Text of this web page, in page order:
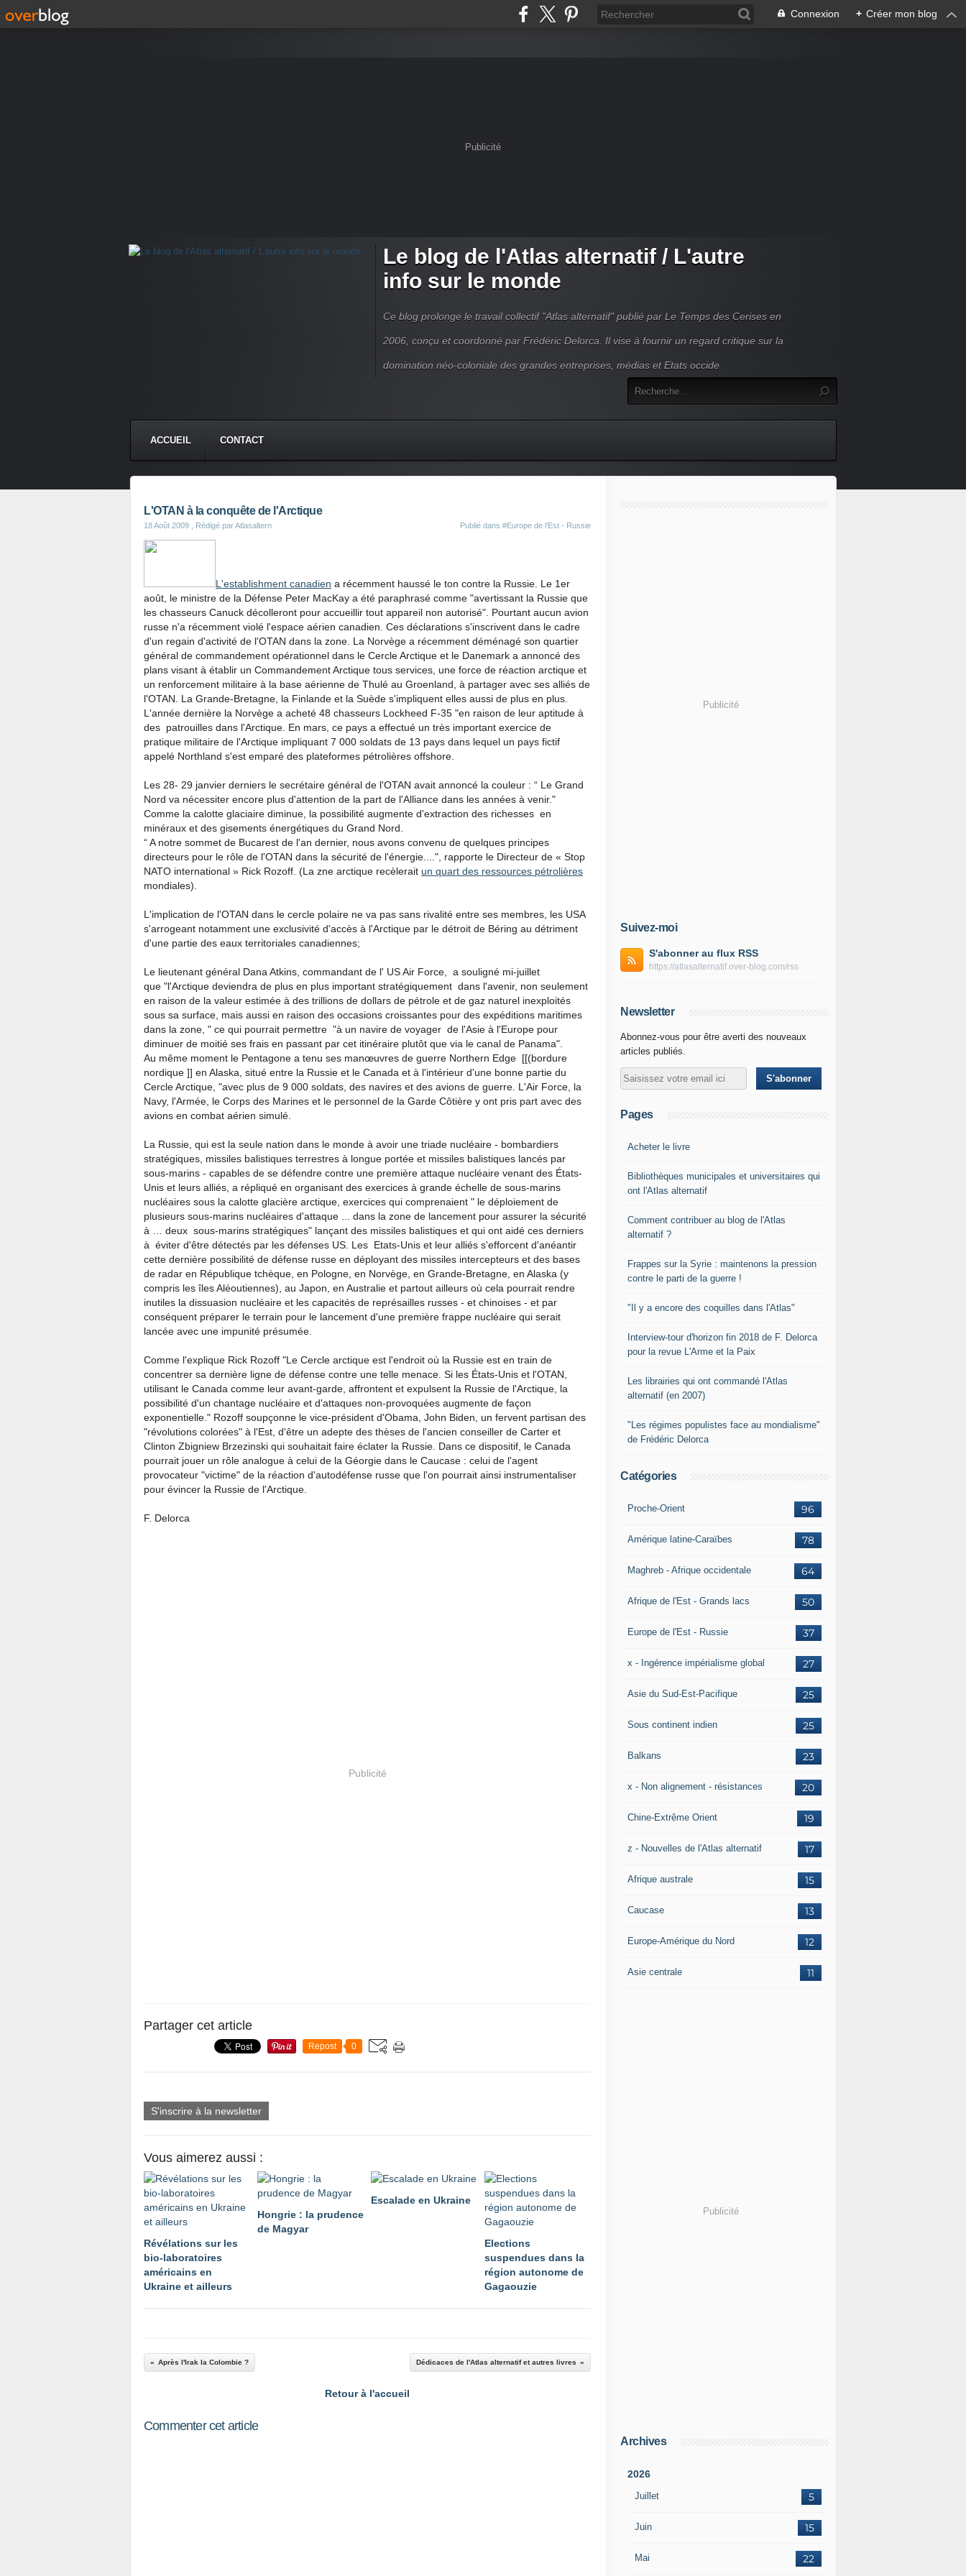
Connexion + Créer mon blog
Publicité
Le blog de l'Atlas alternatif / L'autre
info sur le monde
Ce blog prolonge le travail collectif "Atlas alternatif" publié par Le Temps des Cerises en
2006, conçu et coordonné par Frédéric Delorca. Il vise à fournir un regard critique sur la
domination néo-coloniale des grandes entreprises, médias et Etats occide
ACCUEIL CONTACT
L'OTAN à la conquête de l'Arctique
18 Août 2009 , Rédigé par Atlasaltern Publié dans #Europe de l'Est - Russie
L'establishment canadien a récemment haussé le ton contre la Russie. Le 1er
août, le ministre de la Défense Peter MacKay a été paraphrasé comme "avertissant la Russie que
les chasseurs Canuck décolleront pour accueillir tout appareil non autorisé". Pourtant aucun avion
russe n'a récemment violé l'espace aérien canadien. Ces déclarations s'inscrivent dans le cadre
d'un regain d'activité de l'OTAN dans la zone. La Norvège a récemment déménagé son quartier
général de commandement opérationnel dans le Cercle Arctique et le Danemark a annoncé des
plans visant à établir un Commandement Arctique tous services, une force de réaction arctique et
un renforcement militaire à la base aérienne de Thulé au Groenland, à partager avec ses alliés de
l'OTAN. La Grande-Bretagne, la Finlande et la Suède s'impliquent elles aussi de plus en plus.
L'année dernière la Norvège a acheté 48 chasseurs Lockheed F-35 "en raison de leur aptitude à
des patrouilles dans l'Arctique. En mars, ce pays a effectué un très important exercice de
pratique militaire de l'Arctique impliquant 7 000 soldats de 13 pays dans lequel un pays fictif
appelé Northland s'est emparé des plateformes pétrolières offshore.
Les 28- 29 janvier derniers le secrétaire général de l'OTAN avait annoncé la couleur : “ Le Grand
Nord va nécessiter encore plus d'attention de la part de l'Alliance dans les années à venir."
Comme la calotte glaciaire diminue, la possibilité augmente d'extraction des richesses en
minéraux et des gisements énergétiques du Grand Nord.
“ A notre sommet de Bucarest de l'an dernier, nous avons convenu de quelques principes
directeurs pour le rôle de l'OTAN dans la sécurité de l'énergie....", rapporte le Directeur de « Stop
NATO international » Rick Rozoff. (La zne arctique recèlerait un quart des ressources pétrolières
mondiales).
L'implication de l'OTAN dans le cercle polaire ne va pas sans rivalité entre ses membres, les USA
s'arrogeant notamment une exclusivité d'accès à l'Arctique par le détroit de Béring au détriment
d'une partie des eaux territoriales canadiennes;
Le lieutenant général Dana Atkins, commandant de l' US Air Force, a souligné mi-juillet
que "l'Arctique deviendra de plus en plus important stratégiquement dans l'avenir, non seulement
en raison de la valeur estimée à des trillions de dollars de pétrole et de gaz naturel inexploités
sous sa surface, mais aussi en raison des occasions croissantes pour des expéditions maritimes
dans la zone, " ce qui pourrait permettre "à un navire de voyager de l'Asie à l'Europe pour
diminuer de moitié ses frais en passant par cet itinéraire plutôt que via le canal de Panama".
Au même moment le Pentagone a tenu ses manœuvres de guerre Northern Edge [[(bordure
nordique ]] en Alaska, situé entre la Russie et le Canada et à l'intérieur d'une bonne partie du
Cercle Arctique, "avec plus de 9 000 soldats, des navires et des avions de guerre. L'Air Force, la
Navy, l'Armée, le Corps des Marines et le personnel de la Garde Côtière y ont pris part avec des
avions en combat aérien simulé.
La Russie, qui est la seule nation dans le monde à avoir une triade nucléaire - bombardiers
stratégiques, missiles balistiques terrestres à longue portée et missiles balistiques lancés par
sous-marins - capables de se défendre contre une première attaque nucléaire venant des États-
Unis et leurs alliés, a répliqué en organisant des exercices à grande échelle de sous-marins
nucléaires sous la calotte glacière arctique, exercices qui comprenaient " le déploiement de
plusieurs sous-marins nucléaires d'attaque ... dans la zone de lancement pour assurer la sécurité
à … deux sous-marins stratégiques" lançant des missiles balistiques et qui ont aidé ces derniers
à éviter d'être détectés par les défenses US. Les Etats-Unis et leur alliés s'efforcent d'anéantir
cette dernière possibilité de défense russe en déployant des missiles intercepteurs et des bases
de radar en République tchèque, en Pologne, en Norvège, en Grande-Bretagne, en Alaska (y
compris les îles Aléoutiennes), au Japon, en Australie et partout ailleurs où cela pourrait rendre
inutiles la dissuasion nucléaire et les capacités de représailles russes - et chinoises - et par
conséquent préparer le terrain pour le lancement d'une première frappe nucléaire qui serait
lancée avec une impunité présumée.
Comme l'explique Rick Rozoff "Le Cercle arctique est l'endroit où la Russie est en train de
concentrer sa dernière ligne de défense contre une telle menace. Si les États-Unis et l'OTAN,
utilisant le Canada comme leur avant-garde, affrontent et expulsent la Russie de l'Arctique, la
possibilité d'un chantage nucléaire et d'attaques non-provoquées augmente de façon
exponentielle." Rozoff soupçonne le vice-président d'Obama, John Biden, un fervent partisan des
"révolutions colorées" à l'Est, d'être un adepte des thèses de l'ancien conseiller de Carter et
Clinton Zbigniew Brzezinski qui souhaitait faire éclater la Russie. Dans ce dispositif, le Canada
pourrait jouer un rôle analogue à celui de la Géorgie dans le Caucase : celui de l'agent
provocateur "victime" de la réaction d'autodéfense russe que l'on pourrait ainsi instrumentaliser
pour évincer la Russie de l'Arctique.
F. Delorca
Publicité
Partager cet article
Repost 0
S'inscrire à la newsletter
Vous aimerez aussi :
Révélations sur les
bio-laboratoires
américains en
Ukraine et ailleurs
Hongrie : la prudence
de Magyar
Escalade en Ukraine
Elections
suspendues dans la
région autonome de
Gagaouzie
Après l'Irak la Colombie ? Dédicaces de l'Atlas alternatif et autres livres
Retour à l'accueil
Commenter cet article
Publicité
Suivez-moi
S'abonner au flux RSS
https://atlasalternatif.over-blog.com/rss
Newsletter
Abonnez-vous pour être averti des nouveaux
articles publiés.
Pages
Acheter le livre
Bibliothèques municipales et universitaires qui
ont l'Atlas alternatif
Comment contribuer au blog de l'Atlas
alternatif ?
Frappes sur la Syrie : maintenons la pression
contre le parti de la guerre !
"Il y a encore des coquilles dans l'Atlas"
Interview-tour d'horizon fin 2018 de F. Delorca
pour la revue L'Arme et la Paix
Les librairies qui ont commandé l'Atlas
alternatif (en 2007)
"Les régimes populistes face au mondialisme"
de Frédéric Delorca
Catégories
96
Proche-Orient
78
Amérique latine-Caraïbes
64
Maghreb - Afrique occidentale
50
Afrique de l'Est - Grands lacs
37
Europe de l'Est - Russie
27
x - Ingérence impérialisme global
25
Asie du Sud-Est-Pacifique
25
Sous continent indien
23
Balkans
20
x - Non alignement - résistances
19
Chine-Extrême Orient
17
z - Nouvelles de l'Atlas alternatif
15
Afrique australe
13
Caucase
12
Europe-Amérique du Nord
11
Asie centrale
Publicité
Archives
2026
Juillet 5
Juin 15
Mai 22